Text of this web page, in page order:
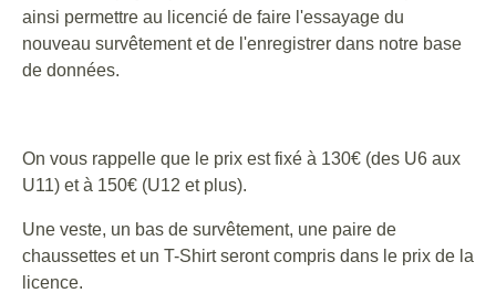
ainsi permettre au licencié de faire l'essayage du
nouveau survêtement et de l'enregistrer dans notre base
de données.
On vous rappelle que le prix est fixé à 130€ (des U6 aux
U11) et à 150€ (U12 et plus).
Une veste, un bas de survêtement, une paire de
chaussettes et un T-Shirt seront compris dans le prix de la
licence.